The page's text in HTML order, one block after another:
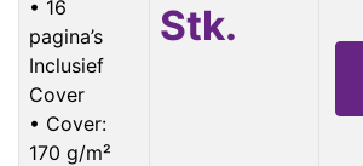
• 16
pagina’s
Inclusief
Cover
• Cover:
170 g/m²
Stk.